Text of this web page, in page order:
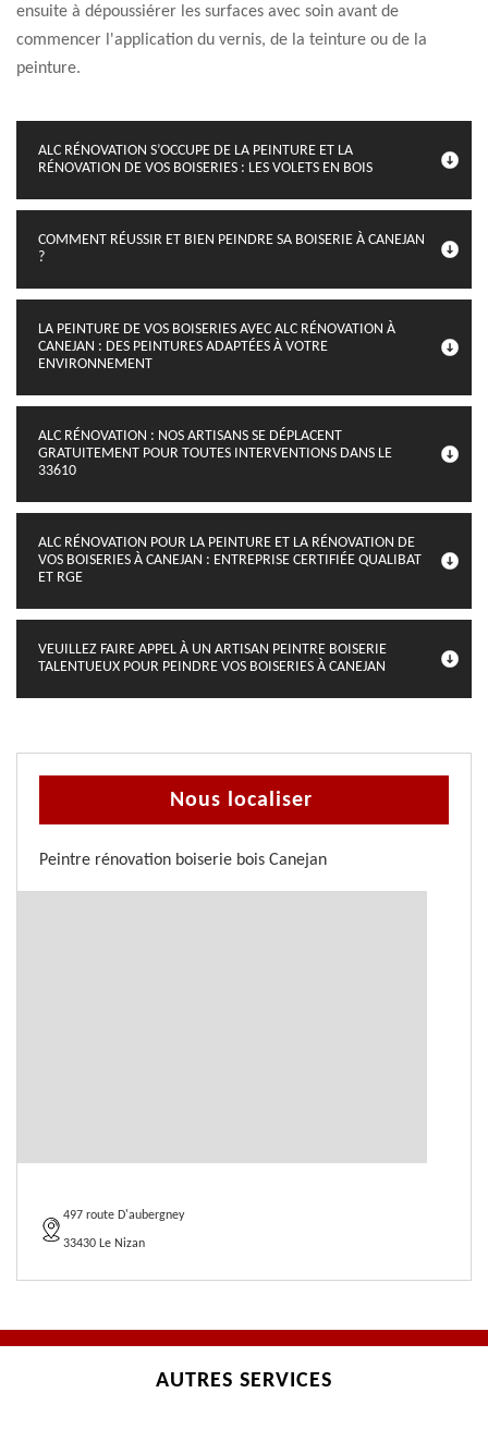
ensuite à dépoussiérer les surfaces avec soin avant de
commencer l'application du vernis, de la teinture ou de la
peinture.
ALC RÉNOVATION S’OCCUPE DE LA PEINTURE ET LA
RÉNOVATION DE VOS BOISERIES : LES VOLETS EN BOIS
COMMENT RÉUSSIR ET BIEN PEINDRE SA BOISERIE À CANEJAN
?
LA PEINTURE DE VOS BOISERIES AVEC ALC RÉNOVATION À
CANEJAN : DES PEINTURES ADAPTÉES À VOTRE
ENVIRONNEMENT
ALC RÉNOVATION : NOS ARTISANS SE DÉPLACENT
GRATUITEMENT POUR TOUTES INTERVENTIONS DANS LE
33610
ALC RÉNOVATION POUR LA PEINTURE ET LA RÉNOVATION DE
VOS BOISERIES À CANEJAN : ENTREPRISE CERTIFIÉE QUALIBAT
ET RGE
VEUILLEZ FAIRE APPEL À UN ARTISAN PEINTRE BOISERIE
TALENTUEUX POUR PEINDRE VOS BOISERIES À CANEJAN
Nous localiser
Peintre rénovation boiserie bois Canejan
497 route D'aubergney
33430 Le Nizan
AUTRES SERVICES